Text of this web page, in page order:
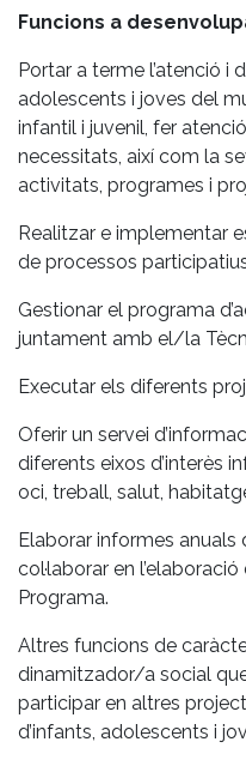
Funcions a
Portar a terme l’atenció i
adolescents i joves del
infantil i juvenil, fer
necessitats, així com la
activitats, programes i
Realitzar e implementar
de processos
Gestionar el programa
juntament amb el/la
Executar els diferents
Oferir un servei
diferents eixos d’interès
oci, treball, salut,
Elaborar informes
col·laborar en
Programa.
Altres funcions de
dinamitzador/a social
participar en altres
d’infants, adolescents i